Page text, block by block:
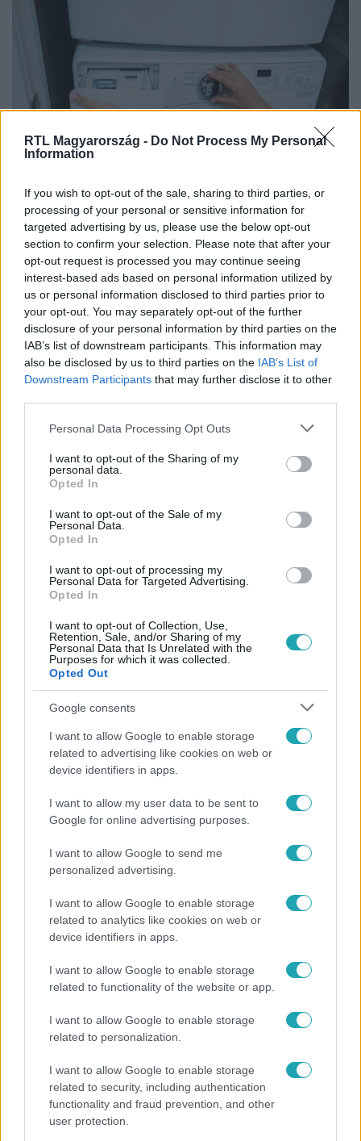
RTL Magyarország - Do Not Process My Personal
Information
If you wish to opt-out of the sale, sharing to third parties, or
processing of your personal or sensitive information for
targeted advertising by us, please use the below opt-out
section to confirm your selection. Please note that after your
opt-out request is processed you may continue seeing
interest-based ads based on personal information utilized by
us or personal information disclosed to third parties prior to
your opt-out. You may separately opt-out of the further
disclosure of your personal information by third parties on the
IAB’s list of downstream participants. This information may
also be disclosed by us to third parties on the IAB’s List of
Downstream Participants that may further disclose it to other
Please note that this website/app uses one or more Google
not limited to your visit or usage behaviour. You may click to
grant or deny consent to Google and its third-party tags to
use your data for below specified purposes in below Google
consent section.
Personal Data Processing Opt Outs
I want to opt-out of the Sharing of my
personal data.
Opted In
I want to opt-out of the Sale of my
Personal Data.
Opted In
I want to opt-out of processing my
Personal Data for Targeted Advertising.
Opted In
I want to opt-out of Collection, Use,
Retention, Sale, and/or Sharing of my
Personal Data that Is Unrelated with the
Purposes for which it was collected.
Opted Out
Google consents
I want to allow Google to enable storage
related to advertising like cookies on web or
device identifiers in apps.
I want to allow my user data to be sent to
Google for online advertising purposes.
I want to allow Google to send me
personalized advertising.
I want to allow Google to enable storage
related to analytics like cookies on web or
device identifiers in apps.
I want to allow Google to enable storage
related to functionality of the website or app.
I want to allow Google to enable storage
related to personalization.
I want to allow Google to enable storage
related to security, including authentication
functionality and fraud prevention, and other
user protection.
2024. július 20. 7:20
Miért telik másképp az idő a mosógép kijelzőjén,
mint a valóságban? Nyomós oka van!
Észrevetted már, hogy ha elindítasz egy mosást, az
időzítő 1 órát mutat, és amikor visszamész 60 perc múlva,
még mindig van 15 perc hátra? Bár az utolsó perceknél
úgy érezheted magad, mintha egy soha véget nem érő
Christopher Nolan-filmet néznél, jobb, ha tudod, nem a
mosógéped lázadt fel ellened. Szakértő magyarázza el,
mi történik pontosan.
Életmód
2024. március 30. 17:11
férj elköveti ezt a hibát
A veterán magánnyomozó arról beszélt, hogy a hűtlen
férfiak többségét lebuktathatja az az egyszerű
szeretőjükhöz mennek.
2023. július 4. 19:29
Börtöncellába zárta kisfiát a rendőrházaspár,
mert nem nagyon ment a szobatisztaságra
szoktatás
elragadtatva tőle. A szülők viszont megúszták a
bántalmazást.